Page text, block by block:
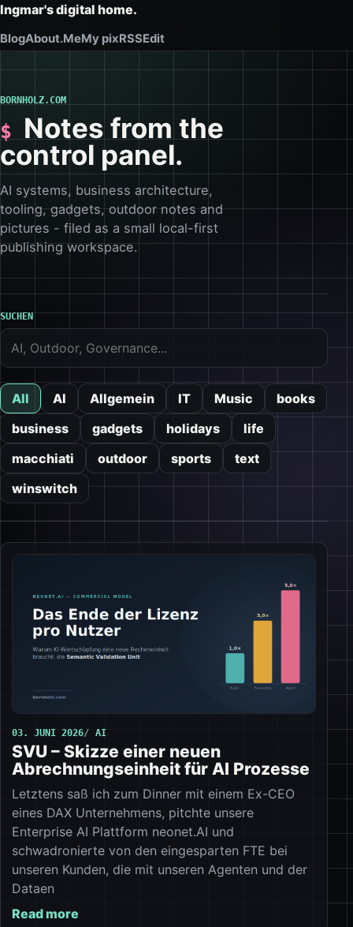
Ingmar's digital home.
BlogAbout.MeMy pixRSSEdit
BORNHOLZ.COM
Notes from the
control panel.
AI systems, business architecture,
tooling, gadgets, outdoor notes and
pictures - filed as a small local-first
publishing workspace.
SUCHEN
All AI Allgemein IT Music
books
business
gadgets holidays
life
macchiati
outdoor sports
text
winswitch
03. JUNI 2026 AI
SVU – Skizze einer neuen
Abrechnungseinheit für AI Prozesse
Letztens saß ich zum Dinner mit einem Ex-CEO
eines DAX Unternehmens, pitchte unsere
Enterprise AI Plattform neonet.AI und
schwadronierte von den eingesparten FTE bei
unseren Kunden, die mit unseren Agenten und der
Dataen
Read more